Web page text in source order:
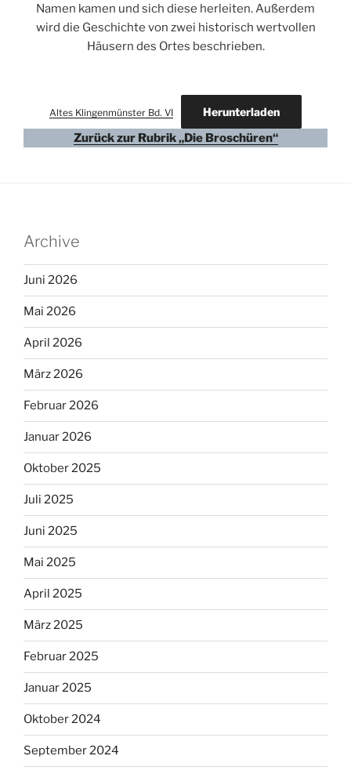
Namen kamen und sich diese herleiten. Außerdem
wird die Geschichte von zwei historisch wertvollen
Häusern des Ortes beschrieben.
Altes Klingenmünster Bd. VI Herunterladen
Zurück zur Rubrik „Die Broschüren“
Archive
Juni 2026
Mai 2026
April 2026
März 2026
Februar 2026
Januar 2026
Oktober 2025
Juli 2025
Juni 2025
Mai 2025
April 2025
März 2025
Februar 2025
Januar 2025
Oktober 2024
September 2024